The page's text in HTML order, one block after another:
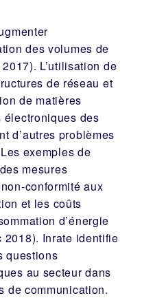
des volumes de
L’utilisation de
de réseau et
de matières
électroniques des
d’autres problèmes
exemples de
mesures
conformité aux
et les coûts
d’énergie
2018). Inrate identifie
questions
au secteur dans
de communication.